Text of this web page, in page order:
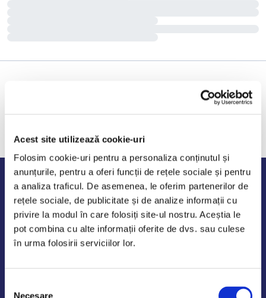
Acest site utilizează cookie-uri
Folosim cookie-uri pentru a personaliza conținutul și
anunțurile, pentru a oferi funcții de rețele sociale și pentru
a analiza traficul. De asemenea, le oferim partenerilor de
rețele sociale, de publicitate și de analize informații cu
privire la modul în care folosiți site-ul nostru. Aceștia le
pot combina cu alte informații oferite de dvs. sau culese
în urma folosirii serviciilor lor.
Necesare
Program de lucru
Luni - Vineri: 09:00-18:00
Sambata - Duminica: 10:00-14:00